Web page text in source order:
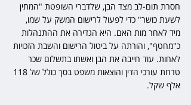
חסרת תום-לב מצד הבן, שלדברי השופטת "המתין
לשעת כושר" כדי לפעול לרישום המשק על שמו,
מיד לאחר מות האם. היא הגדירה את ההתנהלות
כ"מחטף", והורתה על ביטול הרישום והשבת הזכויות
לאחות. עוד חייבה את הבן ואשתו בתשלום שכר
אלף שקל.